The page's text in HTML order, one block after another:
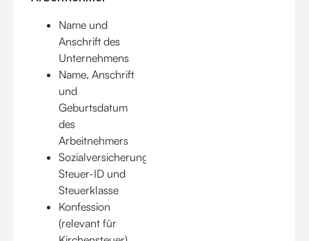
Name und
Anschrift des
Unternehmens
Name, Anschrift
und
Geburtsdatum
des
Arbeitnehmers
Sozialversicherungsnummer,
Steuer-ID und
Steuerklasse
Konfession
(relevant für